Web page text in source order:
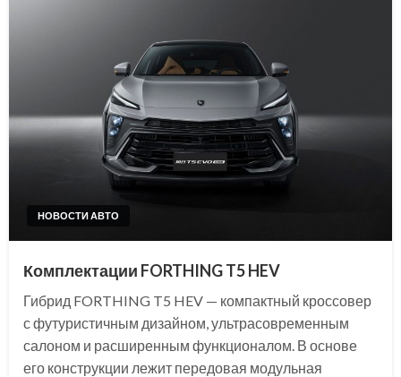
НОВОСТИ АВТО
Комплектации FORTHING T5 HEV
Гибрид FORTHING T5 HEV — компактный кроссовер
с футуристичным дизайном, ультрасовременным
салоном и расширенным функционалом. В основе
его конструкции лежит передовая модульная